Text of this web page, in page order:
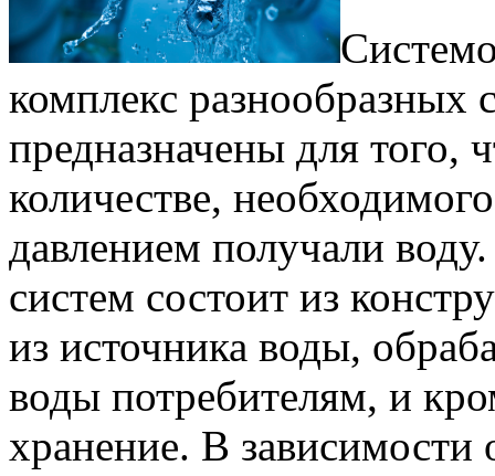
комплекс разнообразных
предназначены для того,
количестве,
давлением получали
систем состоит из
из источника воды,
воды потребителям, и
хранение. В зависимости